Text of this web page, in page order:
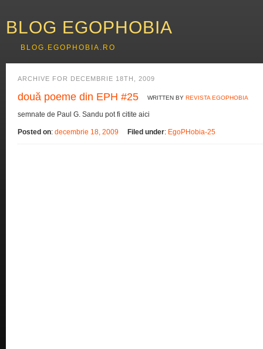
BLOG EGOPHOBIA
BLOG.EGOPHOBIA.RO
ARCHIVE FOR DECEMBRIE 18TH, 2009
două poeme din EPH #25 WRITTEN BY REVISTA EGOPHOBIA
semnate de Paul G. Sandu pot fi citite aici
Posted on: decembrie 18, 2009 Filed under: EgoPHobia-25